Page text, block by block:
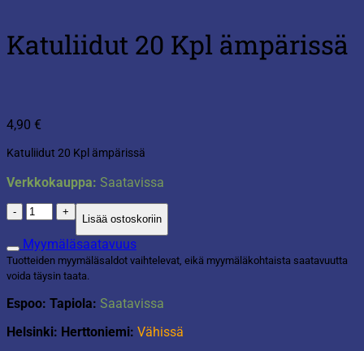
Katuliidut 20 Kpl ämpärissä
4,90 €
Katuliidut 20 Kpl ämpärissä
Verkkokauppa: Saatavissa
Katuliidut
20
Kpl
ämpärissä
määrä
Lisää ostoskoriin
Myymäläsaatavuus
Tuotteiden myymäläsaldot vaihtelevat, eikä myymäläkohtaista saatavuutta
voida täysin taata.
Espoo: Tapiola: Saatavissa
Helsinki: Herttoniemi: Vähissä